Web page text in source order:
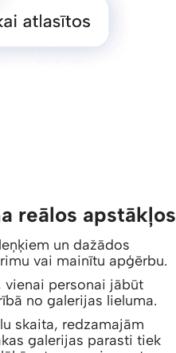
reālos apstākļos
un dažādos
vai mainītu apģērbu.
personai jābūt
no galerijas lieluma.
skaita, redzamajām
galerijas parasti tiek